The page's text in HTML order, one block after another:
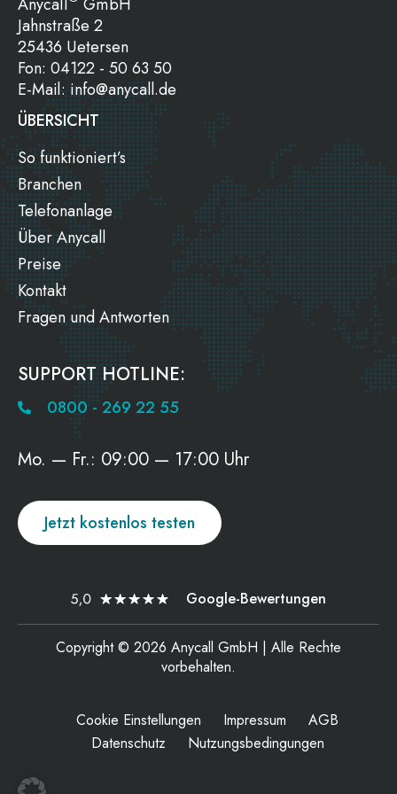
Anycall
GmbH
Jahnstraße 2
25436 Uetersen
Fon: 04122 - 50 63 50
E-Mail: info@anycall.de
ÜBERSICHT
So funktioniert’s
Branchen
Telefonanlage
Über Anycall
Preise
Kontakt
Fragen und Antworten
SUPPORT HOTLINE:
0800 - 269 22 55
Mo. — Fr.: 09:00 — 17:00 Uhr
Jetzt kostenlos testen
Google-Bewertungen
Copyright © 2026 Anycall GmbH | Alle Rechte
vorbehalten.
Cookie Einstellungen Impressum
AGB
Datenschutz
Nutzungsbedingungen